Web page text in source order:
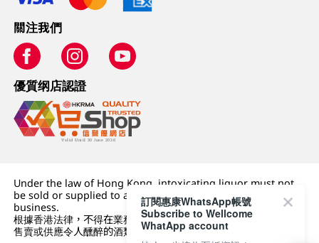
關注我們
優質纲店認證
Under the law of Hong Kong, intoxicating liquor must not
be sold or supplied to a minor (under 18) in the course of
business.
根據香港法律，不得在業務過程中，向未成年人 (18 歲以下人士)
售賣或供應令人醺醉的酒類。
訂閱惠康WhatsApp帳號
Subscribe to Wellcome
WhatApp account